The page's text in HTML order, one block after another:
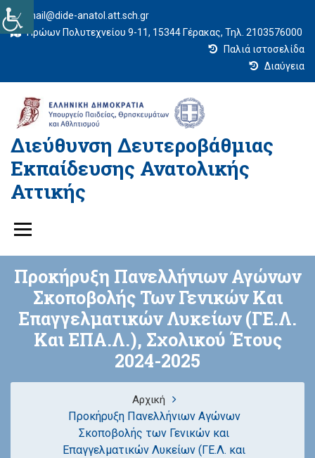
mail@dide-anatol.att.sch.gr
Ηρώων Πολυτεχνείου 9-11, 15344 Γέρακας, Τηλ. 2103576000
Παλιά ιστοσελίδα
Διαύγεια
Διεύθυνση Δευτεροβάθμιας
Εκπαίδευσης Ανατολικής
Αττικής
Προκήρυξη Πανελλήνιων Αγώνων
Σκοποβολής Των Γενικών Και
Επαγγελματικών Λυκείων (ΓΕ.Λ.
Και ΕΠΑ.Λ.), Σχολικού Έτους
2024-2025
Αρχική
Προκήρυξη Πανελλήνιων Αγώνων
Σκοποβολής των Γενικών και
Επαγγελματικών Λυκείων (ΓΕ.Λ. και